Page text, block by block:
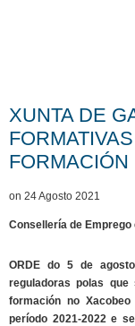
XUNTA DE
on 24 Agosto 2021
Consellería de Emprego
ORDE do 5 de
reguladoras polas
formación no
período 2021-2022 e